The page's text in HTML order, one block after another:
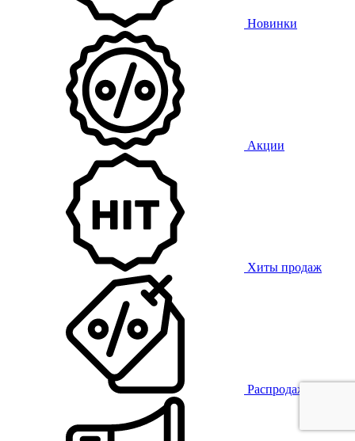
Новинки
Акции
Хиты продаж
Распродажа